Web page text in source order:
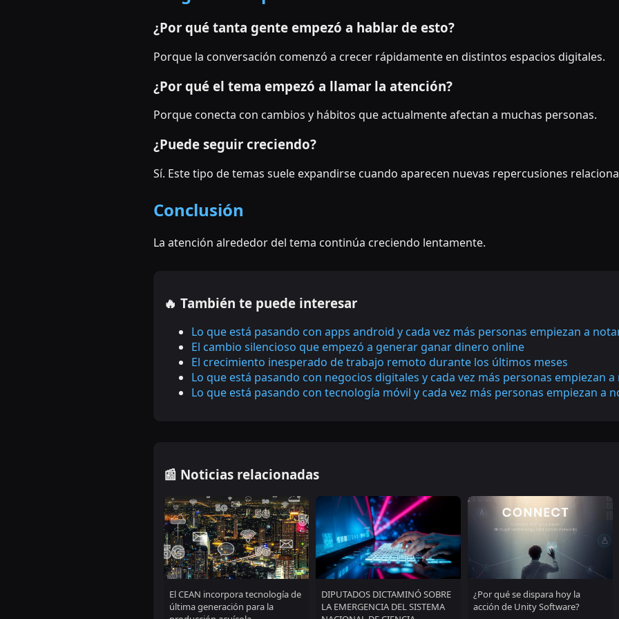
¿Por qué tanta gente empezó a hablar de esto?
Porque la conversación comenzó a crecer rápidamente en distintos espacios digitales.
¿Por qué el tema empezó a llamar la atención?
Porque conecta con cambios y hábitos que actualmente afectan a muchas personas.
¿Puede seguir creciendo?
Sí. Este tipo de temas suele expandirse cuando aparecen nuevas repercusiones
Conclusión
La atención alrededor del tema continúa creciendo lentamente.
🔥 También te puede interesar
Lo que está pasando con apps android y cada vez más personas empiezan a
El cambio silencioso que empezó a generar ganar dinero online
El crecimiento inesperado de trabajo remoto durante los últimos meses
Lo que está pasando con negocios digitales y cada vez más personas empiezan
Lo que está pasando con tecnología móvil y cada vez más personas empiezan a
📰 Noticias relacionadas
El CEAN incorpora tecnología de
última generación para la
DIPUTADOS DICTAMINÓ SOBRE
LA EMERGENCIA DEL SISTEMA
¿Por qué se dispara hoy la
acción de Unity Software?